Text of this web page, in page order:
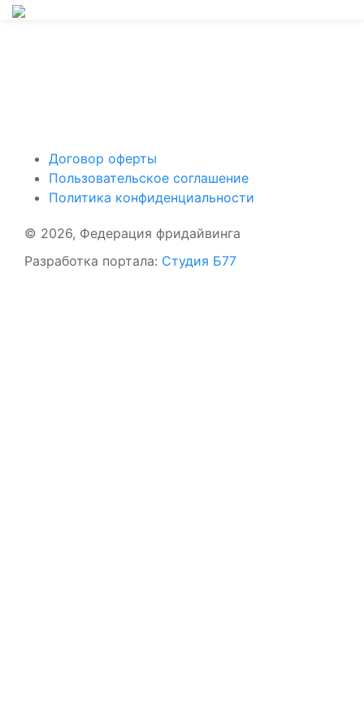
Договор оферты
Пользовательское соглашение
Политика конфиденциальности
© 2026, Федерация фридайвинга
Разработка портала: Студия Б77